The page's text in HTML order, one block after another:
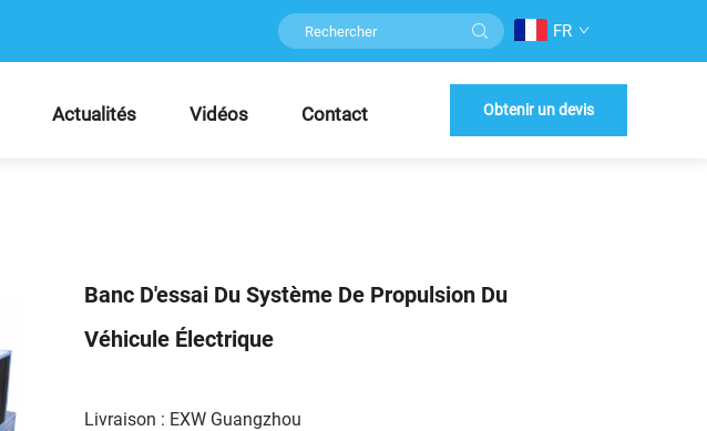
FR
Actualités Vidéos Contact Obtenir un devis
Banc D'essai Du Système De Propulsion Du
Véhicule Électrique
Livraison : EXW Guangzhou